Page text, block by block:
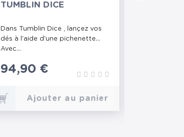
TUMBLIN DICE
Dans Tumblin Dice , lançez vos
dés à l'aide d'une pichenette...
Avec...
Prix
94,90 €
Ajouter au panier